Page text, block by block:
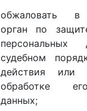
обжаловать в
орган по
судебном
действия или
обработке
данных;